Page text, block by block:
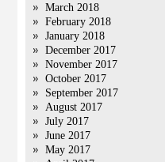
March 2018
February 2018
January 2018
December 2017
November 2017
October 2017
September 2017
August 2017
July 2017
June 2017
May 2017